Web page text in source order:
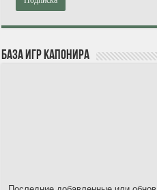
База игр Капонира